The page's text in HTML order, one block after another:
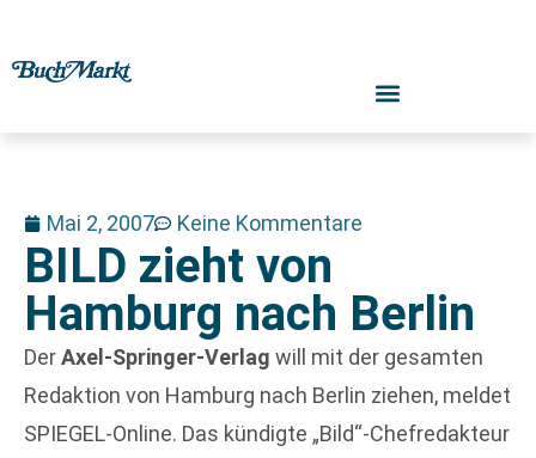
Mai 2, 2007 Keine Kommentare
BILD zieht von
Hamburg nach Berlin
DerAxel-Springer-Verlag will mit der gesamten
Redaktion von Hamburg nach Berlin ziehen, meldet
SPIEGEL-Online. Das kündigte „Bild“-Chefredakteur